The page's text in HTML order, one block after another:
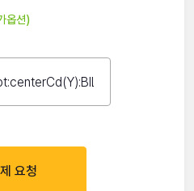
옵션)
요청